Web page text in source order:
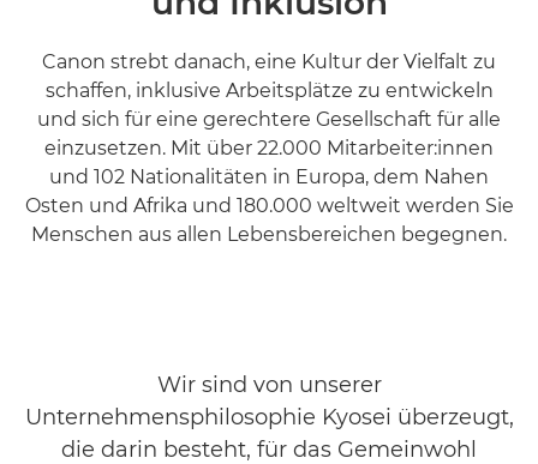
Canon strebt danach, eine Kultur der Vielfalt zu
schaffen, inklusive Arbeitsplätze zu entwickeln
und sich für eine gerechtere Gesellschaft für alle
einzusetzen. Mit über 22.000 Mitarbeiter:innen
und 102 Nationalitäten in Europa, dem Nahen
Osten und Afrika und 180.000 weltweit werden Sie
Menschen aus allen Lebensbereichen begegnen.
Wir sind von unserer
Unternehmensphilosophie Kyosei überzeugt,
die darin besteht, für das Gemeinwohl